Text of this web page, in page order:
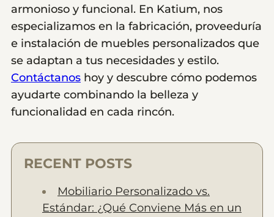
armonioso y funcional. En Katium, nos
especializamos en la fabricación, proveeduría
e instalación de muebles personalizados que
se adaptan a tus necesidades y estilo.
Contáctanos hoy y descubre cómo podemos
ayudarte combinando la belleza y
funcionalidad en cada rincón.
RECENT POSTS
Mobiliario Personalizado vs.
Estándar: ¿Qué Conviene Más en un